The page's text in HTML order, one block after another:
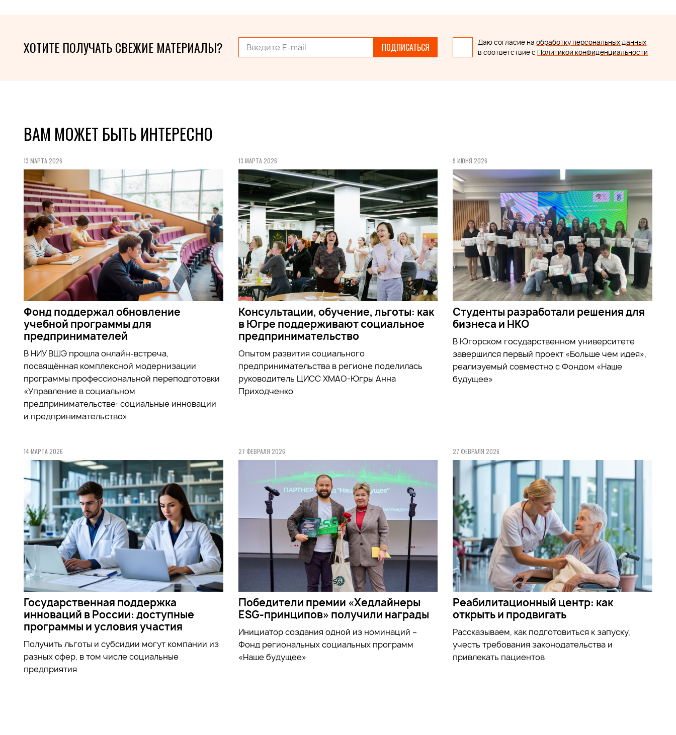
ХОТИТЕ ПОЛУЧАТЬ СВЕЖИЕ МАТЕРИАЛЫ? ПОДПИСАТЬСЯ Даю согласие наобработку персональных данных
в соответствие с Политикой конфиденциальности
ВАМ МОЖЕТ БЫТЬ ИНТЕРЕСНО
13 МАРТА 2026
Фонд поддержал обновление
учебной программы для
предпринимателей
В НИУ ВШЭ прошла онлайн-встреча,
посвящённая комплексной модернизации
программы профессиональной переподготовки
«Управление в социальном
предпринимательстве: социальные инновации
и предпринимательство»
13 МАРТА 2026
Консультации, обучение, льготы: как
в Югре поддерживают социальное
предпринимательство
Опытом развития социального
предпринимательства в регионе поделилась
руководитель ЦИСС ХМАО-Югры Анна
Приходченко
9 ИЮНЯ 2026
Студенты разработали решения для
бизнеса и НКО
В Югорском государственном университете
завершился первый проект «Больше чем идея»,
реализуемый совместно с Фондом «Наше
будущее»
14 МАРТА 2026
Государственная поддержка
инноваций в России: доступные
программы и условия участия
Получить льготы и субсидии могут компании из
разных сфер, в том числе социальные
предприятия
27 ФЕВРАЛЯ 2026
Победители премии «Хедлайнеры
ESG-принципов» получили награды
Инициатор создания одной из номинаций –
Фонд региональных социальных программ
«Наше будущее»
27 ФЕВРАЛЯ 2026
Реабилитационный центр: как
открыть и продвигать
Рассказываем, как подготовиться к запуску,
учесть требования законодательства и
привлекать пациентов